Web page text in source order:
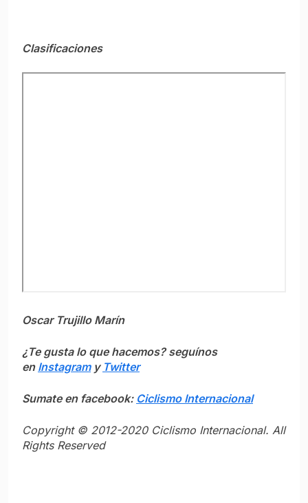
Clasificaciones
Oscar Trujillo Marín
¿Te gusta lo que hacemos? seguínos
en Instagramy Twitter
Sumate en facebook: Ciclismo Internacional
Copyright © 2012-2020 Ciclismo Internacional. All
Rights Reserved